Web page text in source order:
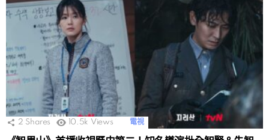
2 Shares 10.5k Views 電視